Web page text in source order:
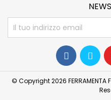
© Copyright 2026 FERRAMENTA
aiutarci a migliorare il sito ed
qualità. La direttiva UE ci impone